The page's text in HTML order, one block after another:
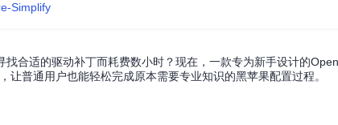
Simplify
合适的驱动补丁而耗费数小时？现在，一款专为新手设计的
普通用户也能轻松完成原本需要专业知识的黑苹果配置过程。